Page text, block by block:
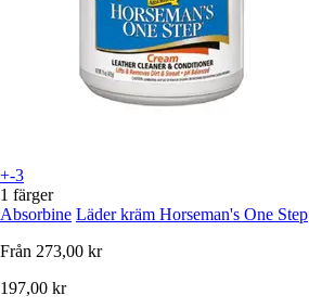
+-3
1 färger
Absorbine Läder kräm Horseman's One Step
Från 273,00 kr
197,00 kr